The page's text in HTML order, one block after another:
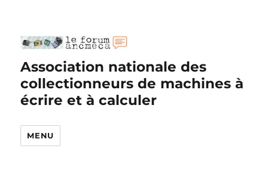
Association nationale des
collectionneurs de machines à
écrire et à calculer
MENU